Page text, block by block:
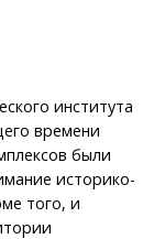
института
времени
были
историко-
того, и